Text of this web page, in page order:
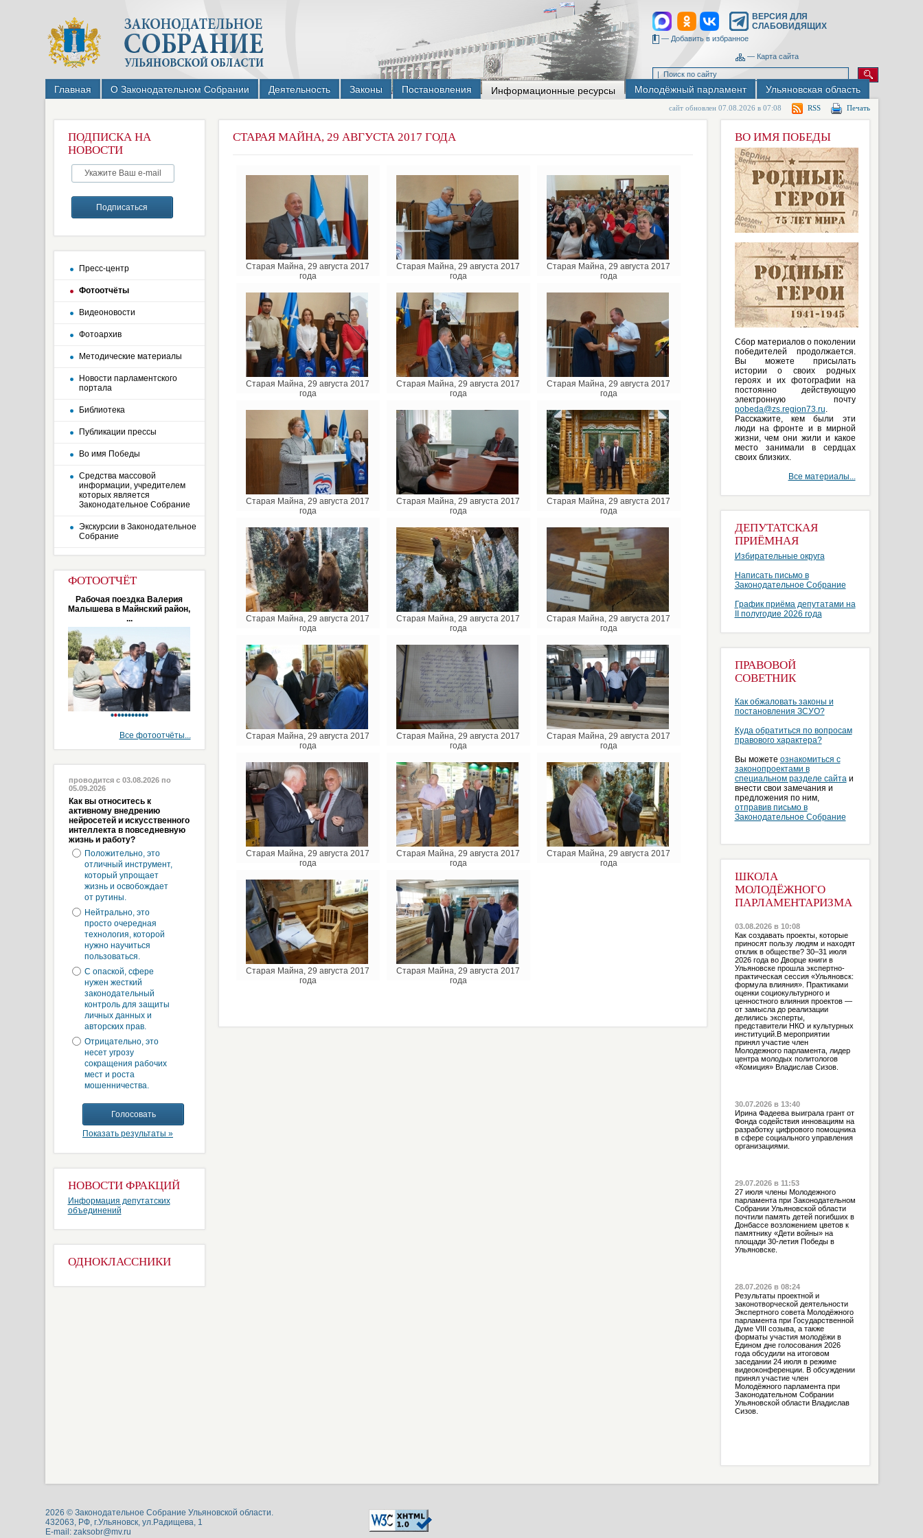
ВЕРСИЯ ДЛЯ
СЛАБОВИДЯЩИХ
— Добавить в избранное
— Карта сайта
Главная О Законодательном Собрании Деятельность Законы Постановления Информационные ресурсы Молодёжный парламент Ульяновская область
сайт обновлен 07.08.2026 в 07:08 RSS Печать
ПОДПИСКА НА
НОВОСТИ
Пресс-центр
Фотоотчёты
Видеоновости
Фотоархив
Методические материалы
Новости парламентского
портала
Библиотека
Публикации прессы
Во имя Победы
Средства массовой
информации, учредителем
которых является
Законодательное Собрание
Экскурсии в Законодательное
Собрание
ФОТООТЧЁТ
Рабочая поездка Валерия
Малышева в Майнский район,
...
Все фотоотчёты...
проводится с 03.08.2026 по
05.09.2026
Как вы относитесь к
активному внедрению
нейросетей и искусственного
интеллекта в повседневную
жизнь и работу?
Положительно, это
отличный инструмент,
который упрощает
жизнь и освобождает
от рутины.
Нейтрально, это
просто очередная
технология, которой
нужно научиться
пользоваться.
С опаской, сфере
нужен жесткий
законодательный
контроль для защиты
личных данных и
авторских прав.
Отрицательно, это
несет угрозу
сокращения рабочих
мест и роста
мошенничества.
Показать результаты »
НОВОСТИ ФРАКЦИЙ
Информация депутатских
объединений
ОДНОКЛАССНИКИ
СТАРАЯ МАЙНА, 29 АВГУСТА 2017 ГОДА
Старая Майна, 29 августа 2017
года
Старая Майна, 29 августа 2017
года
Старая Майна, 29 августа 2017
года
Старая Майна, 29 августа 2017
года
Старая Майна, 29 августа 2017
года
Старая Майна, 29 августа 2017
года
Старая Майна, 29 августа 2017
года
Старая Майна, 29 августа 2017
года
Старая Майна, 29 августа 2017
года
Старая Майна, 29 августа 2017
года
Старая Майна, 29 августа 2017
года
Старая Майна, 29 августа 2017
года
Старая Майна, 29 августа 2017
года
Старая Майна, 29 августа 2017
года
Старая Майна, 29 августа 2017
года
Старая Майна, 29 августа 2017
года
Старая Майна, 29 августа 2017
года
Старая Майна, 29 августа 2017
года
Старая Майна, 29 августа 2017
года
Старая Майна, 29 августа 2017
года
ВО ИМЯ ПОБЕДЫ
Сбор материалов о поколении
победителей продолжается.
Вы можете присылать
истории о своих родных
героях и их фотографии на
постоянно действующую
электронную почту
pobeda@zs.region73.ru.
Расскажите, кем были эти
люди на фронте и в мирной
жизни, чем они жили и какое
место занимали в сердцах
своих близких.
Все материалы...
ДЕПУТАТСКАЯ
ПРИЁМНАЯ
Избирательные округа
Написать письмо в
Законодательное Собрание
График приёма депутатами на
II полугодие 2026 года
ПРАВОВОЙ
СОВЕТНИК
Как обжаловать законы и
постановления ЗСУО?
Куда обратиться по вопросам
правового характера?
Вы можете ознакомиться с
законопроектами в
специальном разделе сайтаи
внести свои замечания и
предложения по ним,
отправив письмо в
Законодательное Собрание
ШКОЛА
МОЛОДЁЖНОГО
ПАРЛАМЕНТАРИЗМА
03.08.2026 в 10:08
Как создавать проекты, которые
приносят пользу людям и находят
отклик в обществе? 30–31 июля
2026 года во Дворце книги в
Ульяновске прошла экспертно-
практическая сессия «Ульяновск:
формула влияния». Практиками
оценки социокультурного и
ценностного влияния проектов —
от замысла до реализации
делились эксперты,
представители НКО и культурных
институций.В мероприятии
принял участие член
Молодежного парламента, лидер
центра молодых политологов
«Комиция» Владислав Сизов.
30.07.2026 в 13:40
Ирина Фадеева выиграла грант от
Фонда содействия инновациям на
разработку цифрового помощника
в сфере социального управления
организациями.
29.07.2026 в 11:53
27 июля члены Молодежного
парламента при Законодательном
Собрании Ульяновской области
почтили память детей погибших в
Донбассе возложением цветов к
памятнику «Дети войны» на
площади 30-летия Победы в
Ульяновске.
28.07.2026 в 08:24
Результаты проектной и
законотворческой деятельности
Экспертного совета Молодёжного
парламента при Государственной
Думе VIII созыва, а также
форматы участия молодёжи в
Едином дне голосования 2026
года обсудили на итоговом
заседании 24 июля в режиме
видеоконференции. В обсуждении
принял участие член
Молодёжного парламента при
Законодательном Собрании
Ульяновской области Владислав
Сизов.
2026 © Законодательное Собрание Ульяновской области.
432063, РФ, г.Ульяновск, ул.Радищева, 1
E-mail: zaksobr@mv.ru